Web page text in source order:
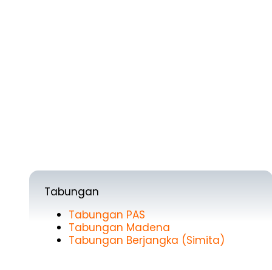
Tabungan
Tabungan PAS
Tabungan Madena
Tabungan Berjangka (Simita)